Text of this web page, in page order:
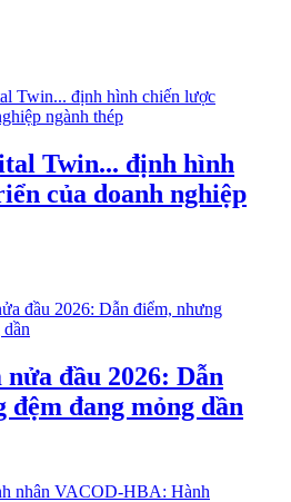
Twin... định hình
của doanh nghiệp
đầu 2026: Dẫn
đệm đang mỏng dần